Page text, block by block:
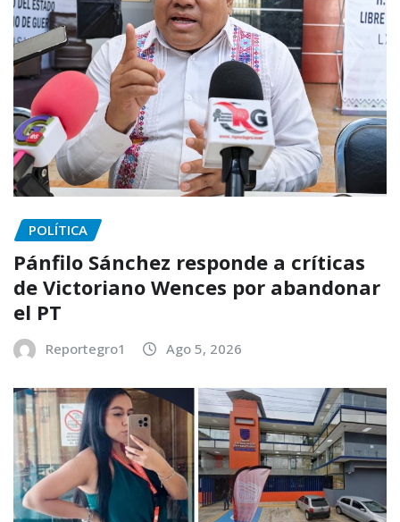
POLÍTICA
Pánfilo Sánchez responde a críticas
de Victoriano Wences por abandonar
el PT
Reportegro1 Ago 5, 2026